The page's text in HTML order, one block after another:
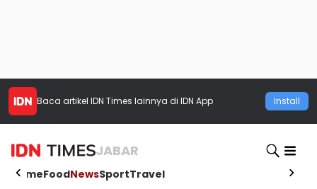
Baca artikel IDN Times lainnya di IDN App Install
JABAR
HomeFoodNewsSportTravel